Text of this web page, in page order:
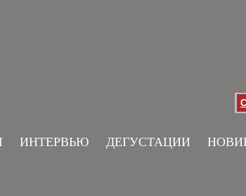
ИНТЕРВЬЮ ДЕГУСТАЦИИ